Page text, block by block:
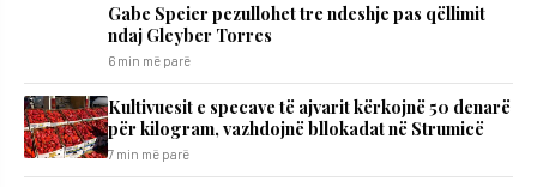
Gabe Speier pezullohet tre ndeshje pas qëllimit
ndaj Gleyber Torres
6 min më parë
Kultivuesit e specave të ajvarit kërkojnë 50 denarë
për kilogram, vazhdojnë bllokadat në Strumicë
7 min më parë